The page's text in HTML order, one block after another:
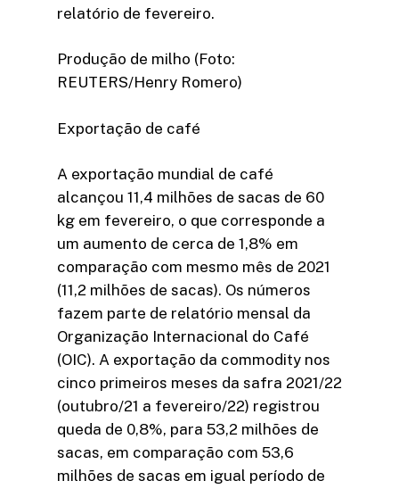
relatório de fevereiro.
Produção de milho (Foto:
REUTERS/Henry Romero)
Exportação de café
A exportação mundial de café
alcançou 11,4 milhões de sacas de 60
kg em fevereiro, o que corresponde a
um aumento de cerca de 1,8% em
comparação com mesmo mês de 2021
(11,2 milhões de sacas). Os números
fazem parte de relatório mensal da
Organização Internacional do Café
(OIC). A exportação da commodity nos
cinco primeiros meses da safra 2021/22
(outubro/21 a fevereiro/22) registrou
queda de 0,8%, para 53,2 milhões de
sacas, em comparação com 53,6
milhões de sacas em igual período de